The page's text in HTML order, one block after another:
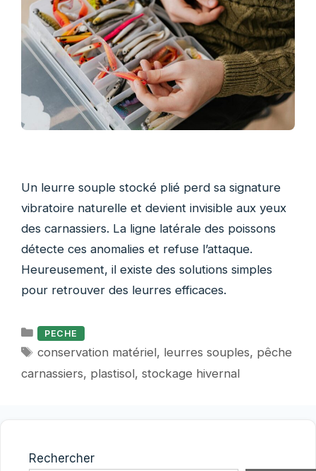
Un leurre souple stocké plié perd sa signature
vibratoire naturelle et devient invisible aux yeux
des carnassiers. La ligne latérale des poissons
détecte ces anomalies et refuse l’attaque.
Heureusement, il existe des solutions simples
pour retrouver des leurres efficaces.
Catégories
PECHE
Étiquettes
conservation matériel, leurres souples, pêche
carnassiers, plastisol, stockage hivernal
Rechercher